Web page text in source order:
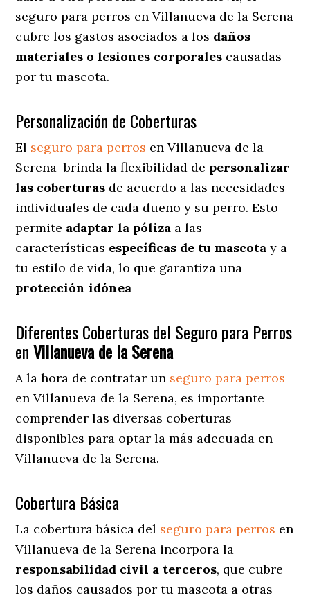
seguro para perros en Villanueva de la Serena
cubre los gastos asociados a los daños
materiales o lesiones corporales causadas
por tu mascota.
Personalización de Coberturas
El seguro para perros en Villanueva de la
Serena brinda la flexibilidad de personalizar
las coberturas de acuerdo a las necesidades
individuales de cada dueño y su perro. Esto
permite adaptar la póliza a las
características específicas de tu mascota y a
tu estilo de vida, lo que garantiza una
protección idónea
Diferentes Coberturas del Seguro para Perros
en Villanueva de la Serena
A la hora de contratar un seguro para perros
en Villanueva de la Serena, es importante
comprender las diversas coberturas
disponibles para optar la más adecuada en
Villanueva de la Serena.
Cobertura Básica
La cobertura básica del seguro para perros en
Villanueva de la Serena incorpora la
responsabilidad civil a terceros, que cubre
los daños causados por tu mascota a otras